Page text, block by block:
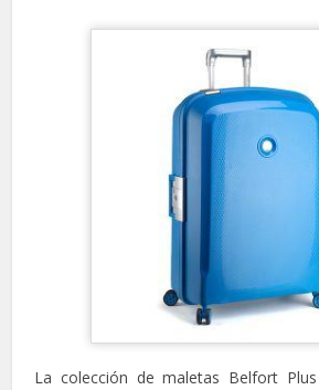
La colección de maletas Belfort